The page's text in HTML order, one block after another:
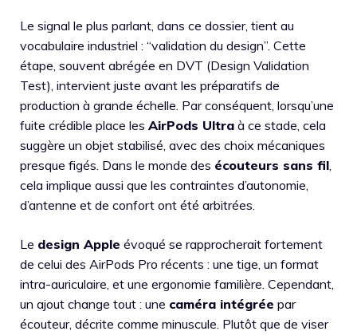
Le signal le plus parlant, dans ce dossier, tient au
vocabulaire industriel : “validation du design”. Cette
étape, souvent abrégée en DVT (Design Validation
Test), intervient juste avant les préparatifs de
production à grande échelle. Par conséquent, lorsqu’une
fuite crédible place les AirPods Ultra à ce stade, cela
suggère un objet stabilisé, avec des choix mécaniques
presque figés. Dans le monde des écouteurs sans fil,
cela implique aussi que les contraintes d’autonomie,
d’antenne et de confort ont été arbitrées.
Le design Apple évoqué se rapprocherait fortement
de celui des AirPods Pro récents : une tige, un format
intra-auriculaire, et une ergonomie familière. Cependant,
un ajout change tout : une caméra intégrée par
écouteur, décrite comme minuscule. Plutôt que de viser